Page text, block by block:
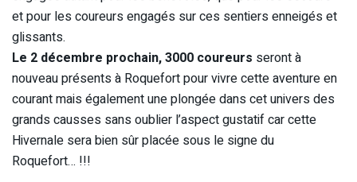
et pour les coureurs engagés sur ces sentiers enneigés et
glissants.
Le 2 décembre prochain, 3000 coureurs seront à
nouveau présents à Roquefort pour vivre cette aventure en
courant mais également une plongée dans cet univers des
grands causses sans oublier l’aspect gustatif car cette
Hivernale sera bien sûr placée sous le signe du
Roquefort… !!!